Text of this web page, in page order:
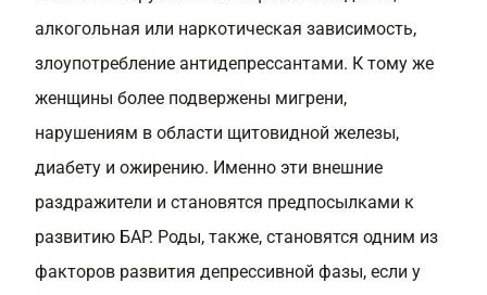
алкогольная или наркотическая зависимость,
злоупотребление антидепрессантами. К тому же
женщины более подвержены мигрени,
нарушениям в области щитовидной железы,
диабету и ожирению. Именно эти внешние
раздражители и становятся предпосылками к
развитию БАР. Роды, также, становятся одним из
факторов развития депрессивной фазы, если у